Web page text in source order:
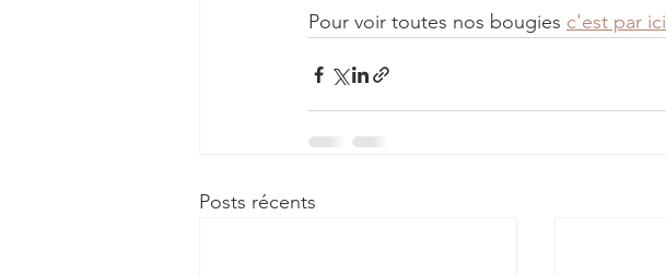
Pour voir toutes nos bougies c'est par ici
Posts récents